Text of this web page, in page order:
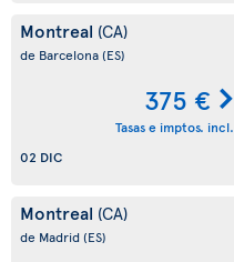
Montreal (CA)
de Barcelona(ES)
375 €
Tasas e imptos. incl.
02 DIC
Montreal (CA)
de Madrid(ES)